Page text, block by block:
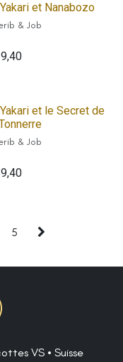
et Nanabozo
& Job
et le Secret de
& Job
5
VS • Suisse